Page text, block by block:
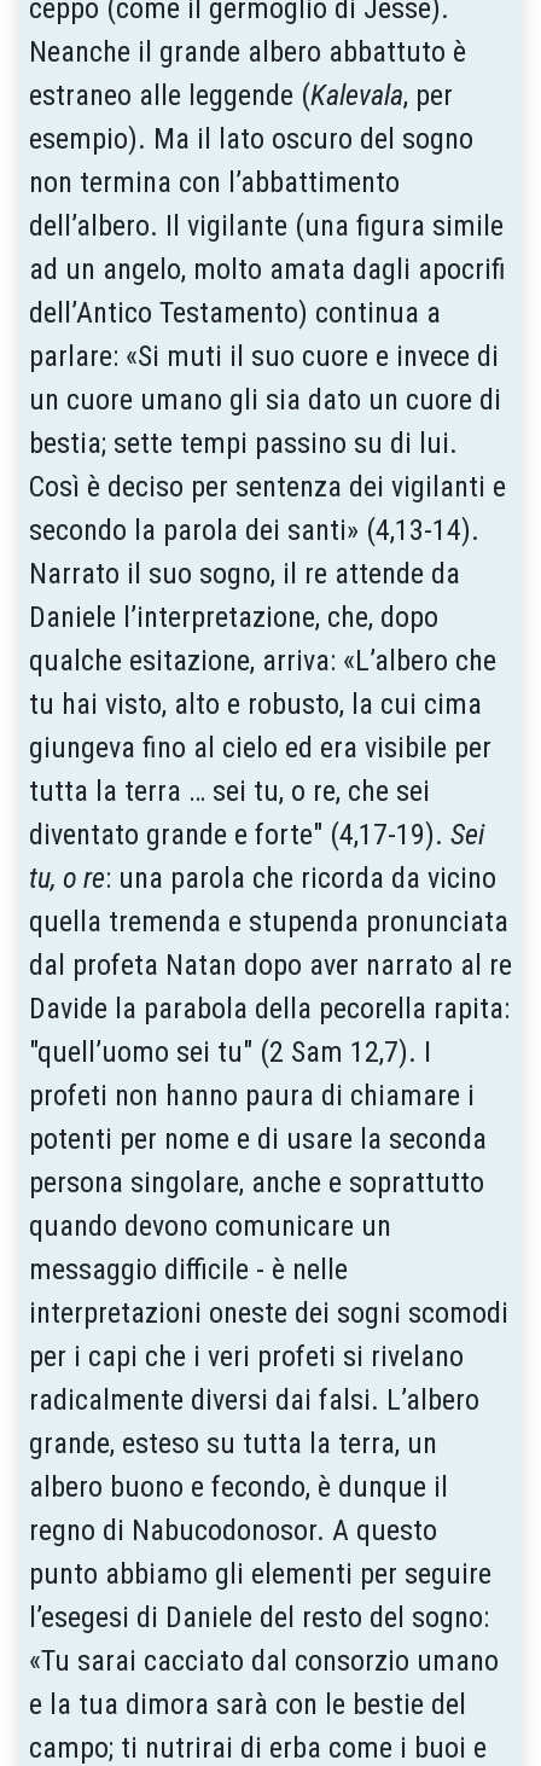
ceppo (come il germoglio di Jesse).
Neanche il grande albero abbattuto è
estraneo alle leggende (Kalevala, per
esempio). Ma il lato oscuro del sogno
non termina con l’abbattimento
dell’albero. Il vigilante (una figura simile
ad un angelo, molto amata dagli apocrifi
dell’Antico Testamento) continua a
parlare: «Si muti il suo cuore e invece di
un cuore umano gli sia dato un cuore di
bestia; sette tempi passino su di lui.
Così è deciso per sentenza dei vigilanti e
secondo la parola dei santi» (4,13-14).
Narrato il suo sogno, il re attende da
Daniele l’interpretazione, che, dopo
qualche esitazione, arriva: «L’albero che
tu hai visto, alto e robusto, la cui cima
giungeva fino al cielo ed era visibile per
tutta la terra … sei tu, o re, che sei
diventato grande e forte" (4,17-19). Sei
tu, o re: una parola che ricorda da vicino
quella tremenda e stupenda pronunciata
dal profeta Natan dopo aver narrato al re
Davide la parabola della pecorella rapita:
"quell’uomo sei tu" (2 Sam 12,7). I
profeti non hanno paura di chiamare i
potenti per nome e di usare la seconda
persona singolare, anche e soprattutto
quando devono comunicare un
messaggio difficile - è nelle
interpretazioni oneste dei sogni scomodi
per i capi che i veri profeti si rivelano
radicalmente diversi dai falsi. L’albero
grande, esteso su tutta la terra, un
albero buono e fecondo, è dunque il
regno di Nabucodonosor. A questo
punto abbiamo gli elementi per seguire
l’esegesi di Daniele del resto del sogno:
«Tu sarai cacciato dal consorzio umano
e la tua dimora sarà con le bestie del
campo; ti nutrirai di erba come i buoi e